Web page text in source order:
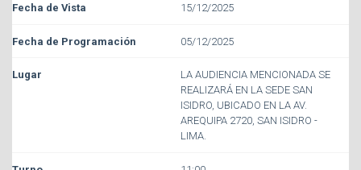
15/12/2025
05/12/2025
LA AUDIENCIA MENCIONADA SE
REALIZARÁ EN LA SEDE SAN
ISIDRO, UBICADO EN LA AV.
AREQUIPA 2720, SAN ISIDRO -
LIMA.